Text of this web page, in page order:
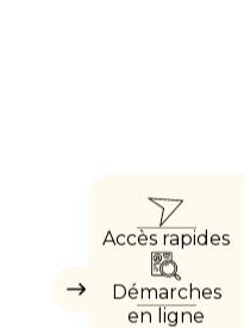
Masquer
Accès rapides
Démarches
en ligne